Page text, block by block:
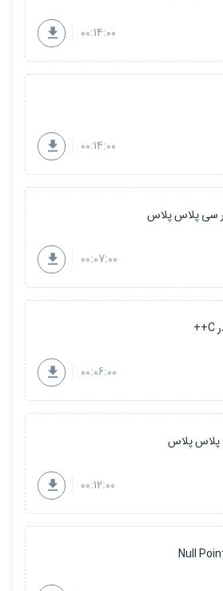
00:14:00
00:14:00
00:07:00
00:06:00
00:12:00